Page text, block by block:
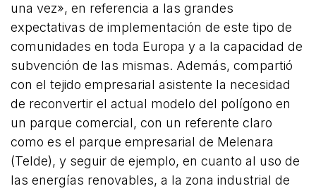
una vez», en referencia a las grandes
expectativas de implementación de este tipo de
comunidades en toda Europa y a la capacidad de
subvención de las mismas. Además, compartió
con el tejido empresarial asistente la necesidad
de reconvertir el actual modelo del polígono en
un parque comercial, con un referente claro
como es el parque empresarial de Melenara
(Telde), y seguir de ejemplo, en cuanto al uso de
las energías renovables, a la zona industrial de